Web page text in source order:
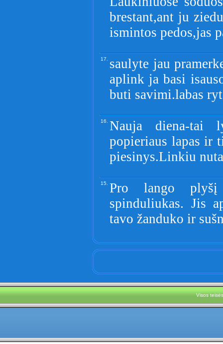
brestant,ant ju
ismintos pedos,jas
17. saulyte jau
aplink ja basi
buti savimi.labas
16. Nauja diena-tai
popieriaus lapas ir
piesinys.Linkiu
15. Pro lango
spinduliukas. Jis
tavo žanduko ir
Visos